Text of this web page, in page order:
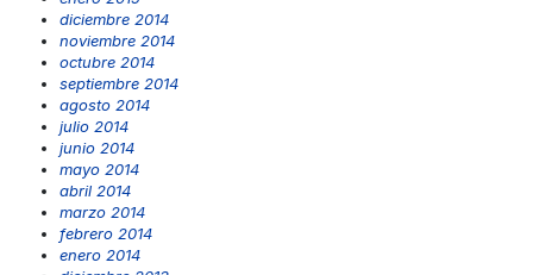
diciembre 2014
noviembre 2014
octubre 2014
septiembre 2014
agosto 2014
julio 2014
junio 2014
mayo 2014
abril 2014
marzo 2014
febrero 2014
enero 2014